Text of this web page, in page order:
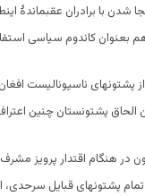
با برادران عقبماندۀ
بعنوان کاندوم سیاسی
ناسیونالیست
در هنگام اقتدار پرویز
پشتونهای قبایل